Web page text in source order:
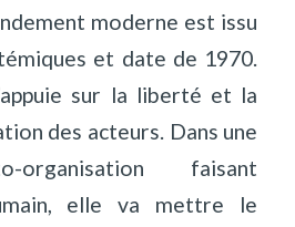
moderne est issu
et date de 1970.
sur la liberté et la
des acteurs. Dans une
organisation faisant
elle va mettre le